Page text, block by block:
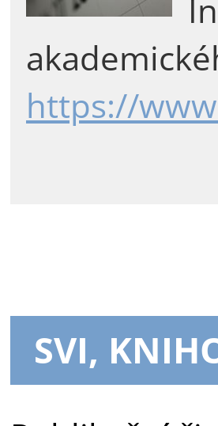
https://
SVI,